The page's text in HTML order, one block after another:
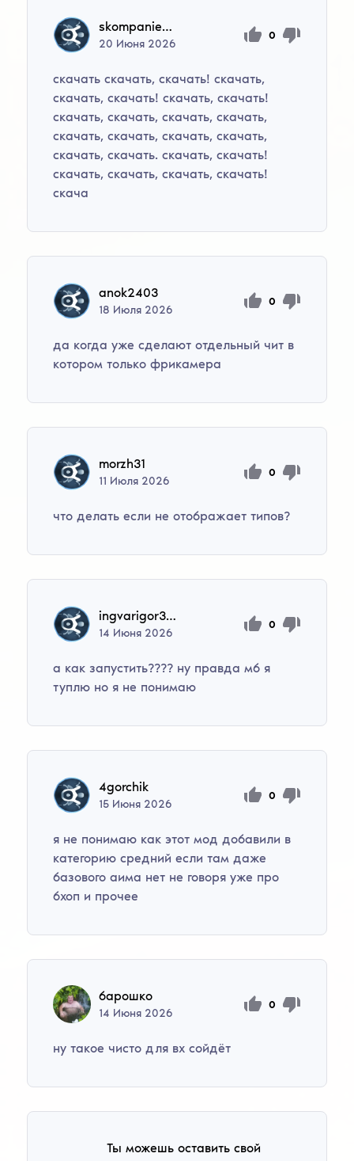
skompaniec356
20 Июня 2026
0
скачать скачать, скачать! скачать,
скачать, скачать! скачать, скачать!
скачать, скачать, скачать, скачать,
скачать, скачать, скачать, скачать,
скачать, скачать. скачать, скачать!
скачать, скачать, скачать, скачать!
скача
anok2403
18 Июля 2026
0
да когда уже сделают отдельный чит в
котором только фрикамера
morzh31
11 Июля 2026
0
что делать если не отображает типов?
ingvarigor377
14 Июня 2026
0
а как запустить???? ну правда мб я
туплю но я не понимаю
4gorchik
15 Июня 2026
0
я не понимаю как этот мод добавили в
категорию средний если там даже
базового аима нет не говоря уже про
бхоп и прочее
барошко
14 Июня 2026
0
ну такое чисто для вх сойдёт
Ты можешь оставить свой